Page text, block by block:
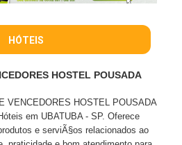
HÓTEIS
HOSTEL POUSADA
VENCEDORES HOSTEL POUSADA
em UBATUBA - SP. Oferece
e serviÃ§os relacionados ao